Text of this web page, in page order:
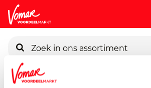
KIK-kaart
Assortiment